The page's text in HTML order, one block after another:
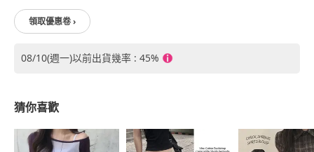
領取優惠卷 ›
08/10(週一)以前出貨幾率 : 45%
猜你喜歡